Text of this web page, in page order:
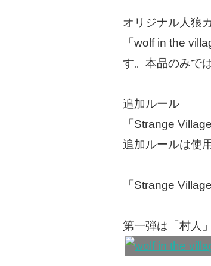
オリジナル人狼
「wolf in the
す。本品のみで
追加ルール
「Strange
追加ルールは使
「Strange
第一弾は「村人